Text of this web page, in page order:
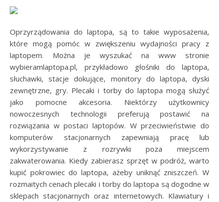
Oprzyrządowania do laptopa, są to takie wyposażenia,
które mogą pomóc w zwiększeniu wydajności pracy z
laptopem. Można je wyszukać na www stronie
wybieramlaptopa.pl, przykładowo głośniki do laptopa,
słuchawki, stacje dokujące, monitory do laptopa, dyski
zewnętrzne, gry. Plecaki i torby do laptopa mogą służyć
jako pomocne akcesoria. Niektórzy użytkownicy
nowoczesnych technologii preferują postawić na
rozwiązania w postaci laptopów. W przeciwieństwie do
komputerów stacjonarnych zapewniają pracę lub
wykorzystywanie z rozrywki poza miejscem
zakwaterowania. Kiedy zabierasz sprzęt w podróż, warto
kupić pokrowiec do laptopa, ażeby uniknąć zniszczeń. W
rozmaitych cenach plecaki i torby do laptopa są dogodne w
sklepach stacjonarnych oraz internetowych. Klawiatury i